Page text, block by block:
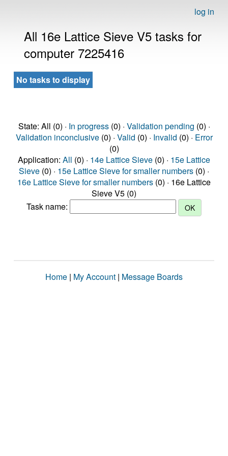
log in
All 16e Lattice Sieve V5 tasks for
computer 7225416
No tasks to display
State: All (0) · In progress(0) · Validation pending (0) ·
Validation inconclusive(0) · Valid (0) · Invalid (0) · Error
(0)
Application: All (0) · 14e Lattice Sieve (0) · 15e Lattice
Sieve (0) · 15e Lattice Sieve for smaller numbers (0) ·
16e Lattice Sieve for smaller numbers (0) · 16e Lattice
Sieve V5 (0)
Task name:
Home | My Account | Message Boards